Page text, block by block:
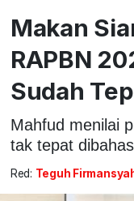
Makan
RAPBN
Sudah
Mahfud menilai
tak tepat
Red: Teguh